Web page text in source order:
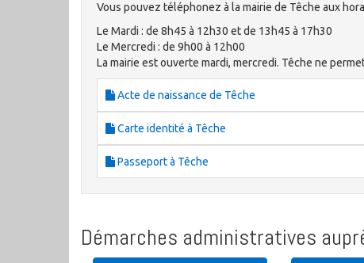
Vous pouvez téléphonez à la mairie de Têche aux
Le Mardi : de 8h45 à 12h30 et de 13h45 à 17h30
Le Mercredi : de 9h00 à 12h00
La mairie est ouverte mardi, mercredi. Têche ne
Acte de naissance de Têche
Carte identité à Têche
Passeport à Têche
Démarches administratives